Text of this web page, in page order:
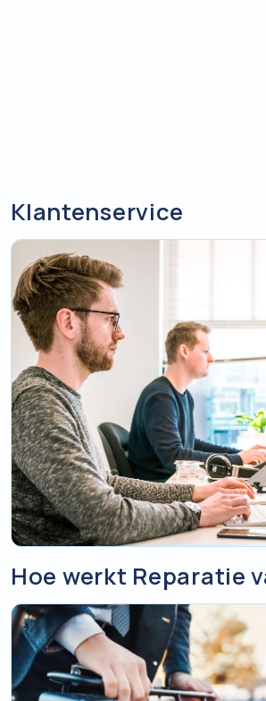
Klantenservice
Hoe werkt Reparatie